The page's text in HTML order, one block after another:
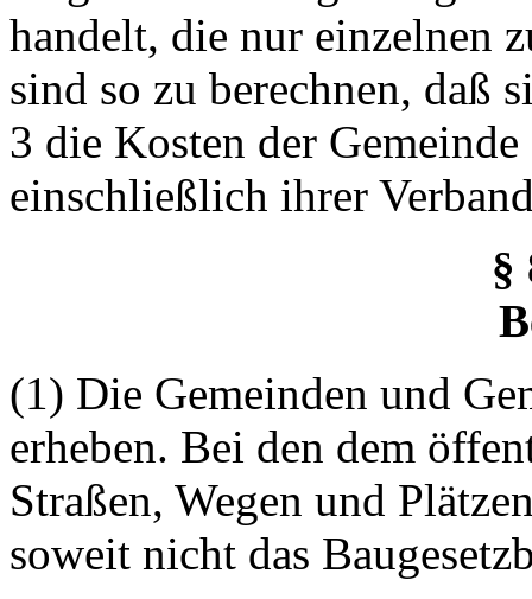
handelt, die nur einzelnen
sind so zu berechnen, daß
3 die Kosten der
einschließlich ihrer
§
(1) Die Gemeinden und
erheben. Bei den dem
Straßen, Wegen und
soweit nicht das